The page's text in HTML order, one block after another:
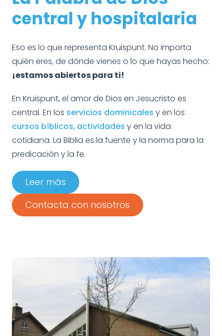
central y hospitalaria
Eso es lo que representa Kruispunt. No importa
quién eres, de dónde vienes o lo que hayas hecho:
¡estamos abiertos para ti!
En Kruispunt, el amor de Dios en Jesucristo es
central. En los servicios dominicales y en los
cursos bíblicos, actividades y en la vida
cotidiana. La Biblia es la fuente y la norma para la
predicación y la fe.
Leer más
Contacta con nosotros